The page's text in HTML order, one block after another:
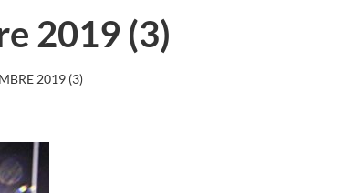
2019 (3)
2019 (3)